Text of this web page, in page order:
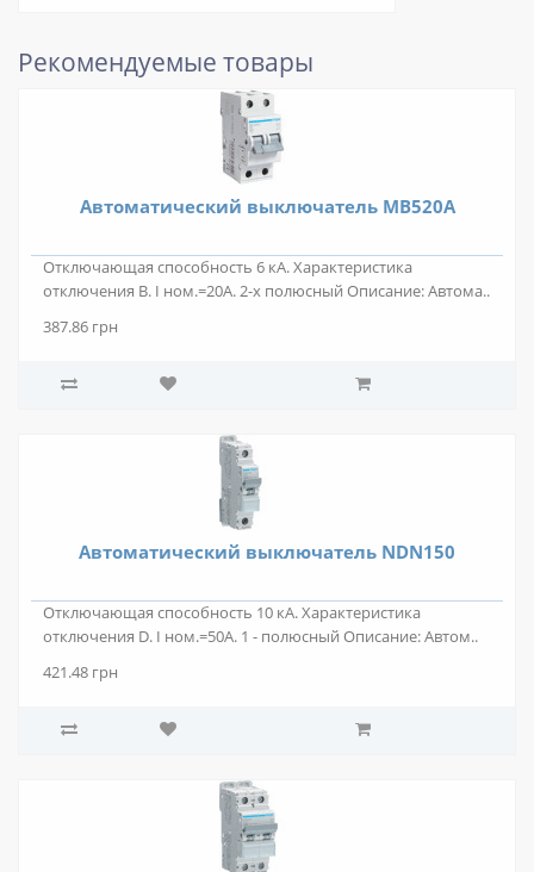
Рекомендуемые товары
Автоматический выключатель MB520A
Отключающая способность 6 кА. Характеристика
отключения B. I ном.=20А. 2-х полюсный Описание: Автома..
387.86 грн
Автоматический выключатель NDN150
Отключающая способность 10 кА. Характеристика
отключения D. I ном.=50А. 1 - полюсный Описание: Автом..
421.48 грн